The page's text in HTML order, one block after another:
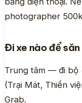
photographer
Đi xe nào để
Trung tâm — đi bộ
(Trại Mát, Thiền
Grab.